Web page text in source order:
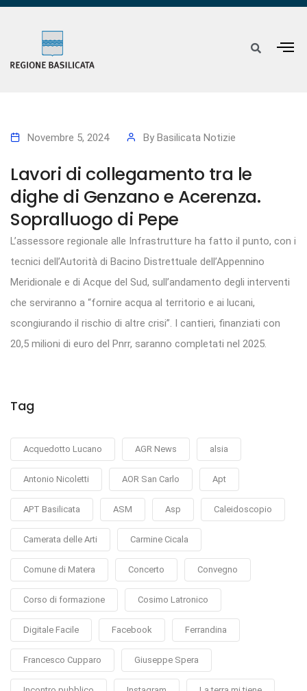
Novembre 5, 2024 By Basilicata Notizie
Lavori di collegamento tra le
dighe di Genzano e Acerenza.
Sopralluogo di Pepe
L’assessore regionale alle Infrastrutture ha fatto il punto, con i
tecnici dell’Autorità di Bacino Distrettuale dell’Appennino
Meridionale e di Acque del Sud, sull’andamento degli interventi
che serviranno a “fornire acqua al territorio e ai lucani,
scongiurando il rischio di altre crisi”. I cantieri, finanziati con
20,5 milioni di euro del Pnrr, saranno completati nel 2025.
Tag
Acquedotto Lucano AGR News alsia
Antonio Nicoletti AOR San Carlo Apt
APT Basilicata ASM Asp Caleidoscopio
Camerata delle Arti Carmine Cicala
Comune di Matera Concerto Convegno
Corso di formazione Cosimo Latronico
Digitale Facile Facebook Ferrandina
Francesco Cupparo Giuseppe Spera